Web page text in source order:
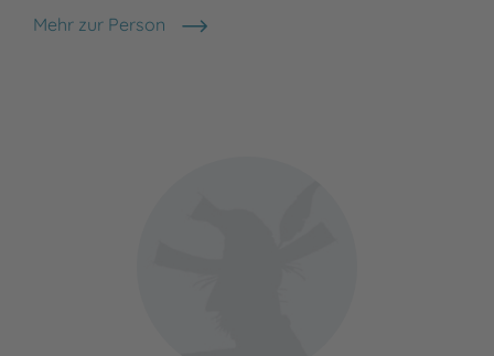
Mehr zur Person
Brüder Grimm